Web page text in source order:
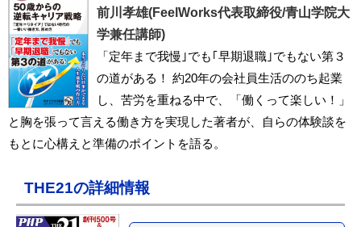
前川孝雄(FeelWorks代表取締役/青山学院大
学兼任講師)
「定年まで我慢｣でも｢早期退職｣でもない第３
の道がある！ 約20年の会社員生活ののち起業
し、苦労を重ねる中で、「働くって楽しい！」
と胸を張って言える働き方を実現した著者が、自らの体験談を
もとに心構えと準備のポイントを語る。
THE21の詳細情報